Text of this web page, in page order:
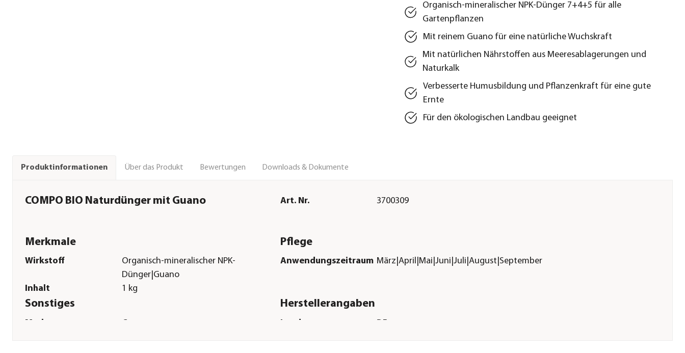
Organisch-mineralischer NPK-Dünger 7+4+5 für alle
Gartenpflanzen
Mit reinem Guano für eine natürliche Wuchskraft
Mit natürlichen Nährstoffen aus Meeresablagerungen und
Naturkalk
Verbesserte Humusbildung und Pflanzenkraft für eine gute
Ernte
Für den ökologischen Landbau geeignet
Produktinformationen Über das Produkt Bewertungen Downloads & Dokumente
COMPO BIO Naturdünger mit Guano Art. Nr. 3700309
Merkmale
Wirkstoff
Organisch-mineralischer NPK-
Dünger|Guano
Inhalt
1 kg
Pflege
Anwendungszeitraum März|April|Mai|Juni|Juli|August|September
Sonstiges
Marke
Compo
Herstellerangaben
Land
DE